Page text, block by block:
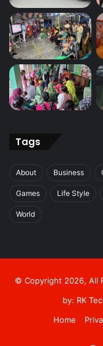
Tags
About Business
Games Life Style
World
© Copyright 2026, All
by: RK
Home